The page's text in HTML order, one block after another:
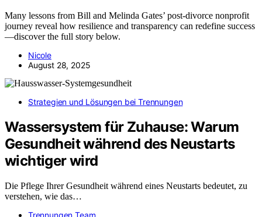
Many lessons from Bill and Melinda Gates’ post-divorce nonprofit
journey reveal how resilience and transparency can redefine success
—discover the full story below.
Nicole
August 28, 2025
Strategien und Lösungen bei Trennungen
Wassersystem für Zuhause: Warum
Gesundheit während des Neustarts
wichtiger wird
Die Pflege Ihrer Gesundheit während eines Neustarts bedeutet, zu
verstehen, wie das…